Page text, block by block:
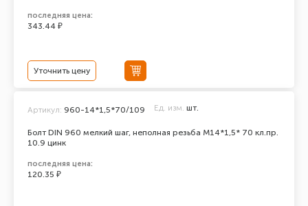
последняя цена:
343.44 ₽
Уточнить цену
Болт DIN 960 мелкий шаг, неполная резьба M14*1,5* 70 кл.пр.
10.9 цинк
Артикул: 960-14*1,5*70/109 Ед. изм. шт.
последняя цена:
120.35 ₽